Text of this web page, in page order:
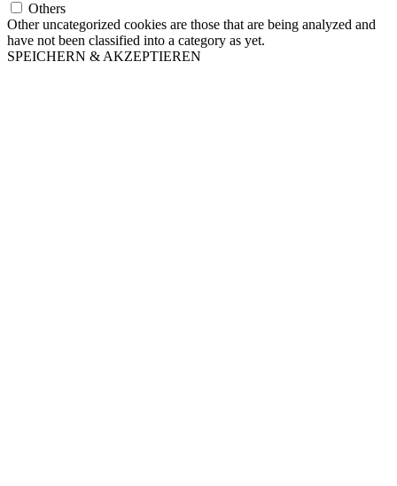
Others
Other uncategorized cookies are those that are being analyzed and
have not been classified into a category as yet.
SPEICHERN & AKZEPTIEREN